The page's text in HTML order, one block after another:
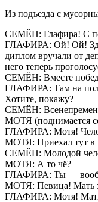
Из подъезда с
СЕМЁН: Глафира! С
ГЛАФИРА: Ой! Ой!
диплом вручали от
него теперь
СЕМЁН: Вместе
ГЛАФИРА: Там на
Хотите, покажу?
СЕМЁН:
МОТЯ (поднимается
ГЛАФИРА: Мотя!
МОТЯ: Приехал тут в
СЕМЁН: Молодой
МОТЯ: А то чё?
ГЛАФИРА: Ты —
МОТЯ: Певица! Мать
ГЛАФИРА: Мотя!